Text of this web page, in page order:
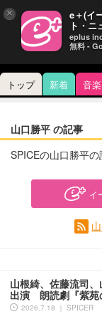
トップ 新着 音楽
山口勝平 の記事
SPICEの山口勝平
イ
山根綺、佐藤流司
出演 朗読劇『紫苑
2026.7.18 ｜ SPICER
× e＋(イ
ト・ニ
eplus
無料 -